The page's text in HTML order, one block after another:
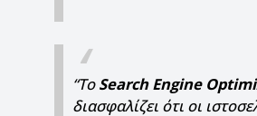
“ΤοSearch Engine
διασφαλίζει ότι οι